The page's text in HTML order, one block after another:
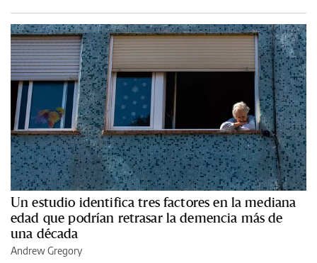
Un estudio identifica tres factores en la mediana
edad que podrían retrasar la demencia más de
una década
Andrew Gregory